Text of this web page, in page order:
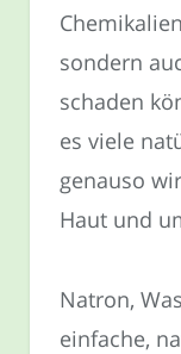
sondern
schaden
es viele
genauso
Haut und
Natron,
einfache,